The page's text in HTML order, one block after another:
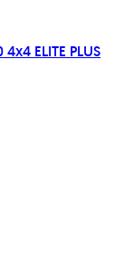
ELITE PLUS